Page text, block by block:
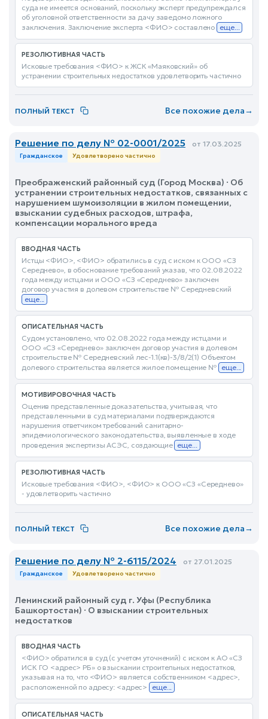
суда не имеется оснований, поскольку эксперт предупреждался
об уголовной ответственности за дачу заведомо ложного
заключения. Заключение эксперта <ФИО> составлено еще...
РЕЗОЛЮТИВНАЯ ЧАСТЬ
Исковые требования <ФИО> к ЖСК «Маяковский» об
устранении строительных недостатков удовлетворить частично
ПОЛНЫЙ ТЕКСТ Все похожие дела→
Решение по делу № 02-0001/2025 от 17.03.2025
Гражданское Удовлетворено частично
Преображенский районный суд (Город Москва) · Об
устранении строительных недостатков, связанных с
нарушением шумоизоляции в жилом помещении,
взыскании судебных расходов, штрафа,
компенсации морального вреда
ВВОДНАЯ ЧАСТЬ
Истцы <ФИО>, <ФИО> обратились в суд с иском к ООО «СЗ
Середнево», в обоснование требований указав, что 02.08.2022
года между истцами и ООО «СЗ «Середнево» заключен
договор участия в долевом строительстве № Середневский
еще...
ОПИСАТЕЛЬНАЯ ЧАСТЬ
Судом установлено, что 02.08.2022 года между истцами и
ООО «СЗ «Середнево» заключен договор участия в долевом
строительстве № Середневский лес-1.1(кв)-3/8/2(1) Объектом
долевого строительства является жилое помещение № еще...
МОТИВИРОВОЧНАЯ ЧАСТЬ
Оценив представленные доказательства, учитывая, что
представленными в суд материалами подтверждаются
нарушения ответчиком требований санитарно-
эпидемиологического законодательства, выявленные в ходе
проведения экспертизы АСЭС, создающие еще...
РЕЗОЛЮТИВНАЯ ЧАСТЬ
Исковые требования <ФИО>, <ФИО> к ООО «СЗ «Середнево»
- удовлетворить частично
ПОЛНЫЙ ТЕКСТ Все похожие дела→
Решение по делу № 2-6115/2024 от 27.01.2025
Гражданское Удовлетворено частично
Ленинский районный суд г. Уфы (Республика
Башкортостан) · О взыскании строительных
недостатков
ВВОДНАЯ ЧАСТЬ
<ФИО> обратился в суд (с учетом уточнений) с иском к АО «СЗ
ИСК ГО <адрес> РБ» о взыскании строительных недостатков,
указывая на то, что <ФИО> является собственником <адрес>,
расположенной по адресу: <адрес> еще...
ОПИСАТЕЛЬНАЯ ЧАСТЬ